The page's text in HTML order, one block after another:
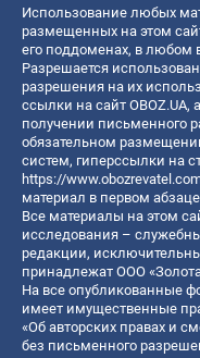
Использование любых
размещенных на этом
его поддоменах, в любом
Разрешается
разрешения на их
ссылки на сайт OBOZ.UA,
получении письменного
обязательном
систем, гиперссылки на
https://
материал в первом
Все материалы на этом
исследования –
редакции,
принадлежат ООО
На все опубликованные
имеет имущественные
«Об авторских правах и
без письменного